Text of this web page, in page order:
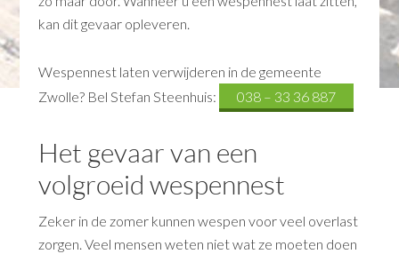
kan dit gevaar opleveren.
Wespennest laten verwijderen in de gemeente
Zwolle? Bel Stefan Steenhuis:
038 – 33 36 887
Het gevaar van een
volgroeid wespennest
Zeker in de zomer kunnen wespen voor veel overlast
zorgen. Veel mensen weten niet wat ze moeten doen